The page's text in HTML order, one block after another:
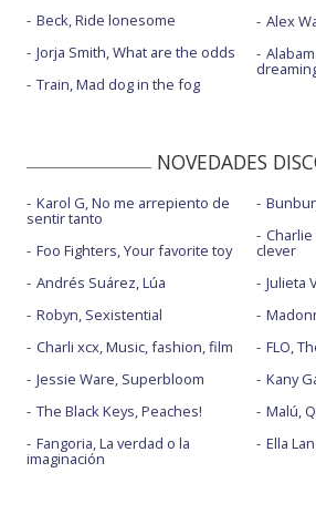
Beck, Ride lonesome
Jorja Smith, What are the odds
Train, Mad dog in the fog
Alex
NOVEDADES
Karol G, No me arrepiento de
sentir tanto
Foo Fighters, Your favorite toy
Andrés Suárez, Lúa
Robyn, Sexistential
Charli xcx, Music, fashion, film
Jessie Ware, Superbloom
The Black Keys, Peaches!
Fangoria, La verdad o la
imaginación
clever
Julieta
FLO,
Kany
Malú,
Ella